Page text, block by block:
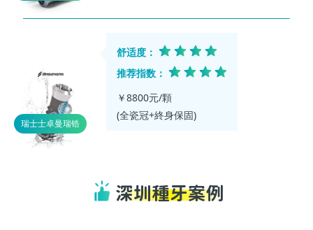
瑞士士卓曼瑞锆
舒适度：
推荐指数：
￥8800元/顆
深圳種牙案例